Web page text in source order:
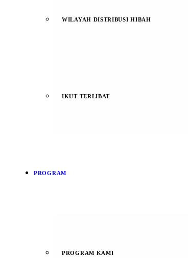
WILAYAH DISTRIBUSI HIBAH
IKUT TERLIBAT
PROGRAM
PROGRAM KAMI